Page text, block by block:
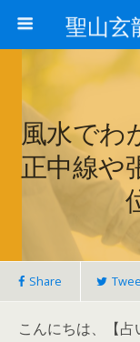
風水でわ
正中線や
Share
こんにちは、【